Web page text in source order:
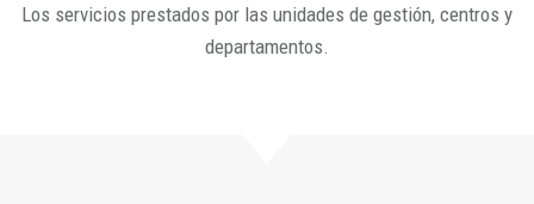
Los servicios prestados por las unidades de gestión, centros y
departamentos.